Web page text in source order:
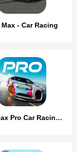
- Car Racing
Drift Max Pro Car Racing Game